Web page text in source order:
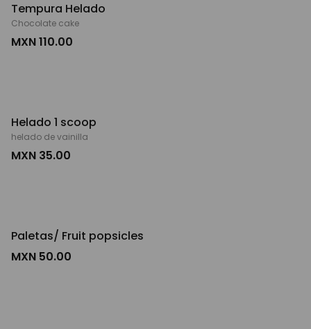
Tempura Helado
Chocolate cake
MXN 110.00
Helado 1 scoop
helado de vainilla
MXN 35.00
Paletas/ Fruit popsicles
MXN 50.00